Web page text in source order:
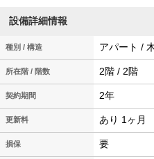
設備詳細情報
種別 / 構造 アパート /
所在階 / 階数 2階 / 2階
契約期間 2年
更新料 あり 1ヶ月
損保 要